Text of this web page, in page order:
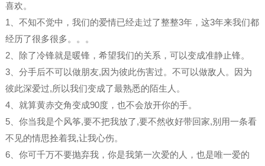
喜欢。
1、不知不觉中，我们的爱情已经走过了整整3年，这3年来我们都
经历了很多很多。。。
2、除了冷锋就是暖锋，希望我们的关系，可以变成准静止锋。
3、分手后不可以做朋友,因为彼此伤害过。不可以做敌人。因为
彼此深爱过,所以我们变成了最熟悉的陌生人。
4、就算黄赤交角变成90度，也不会放开你的手。
5、你当我是个风筝,要不把我放了,要不然收好带回家,别用一条看
不见的情思拴着我,让我心伤。
6、你可千万不要抛弃我，你是我第一次爱的人，也是唯一爱的